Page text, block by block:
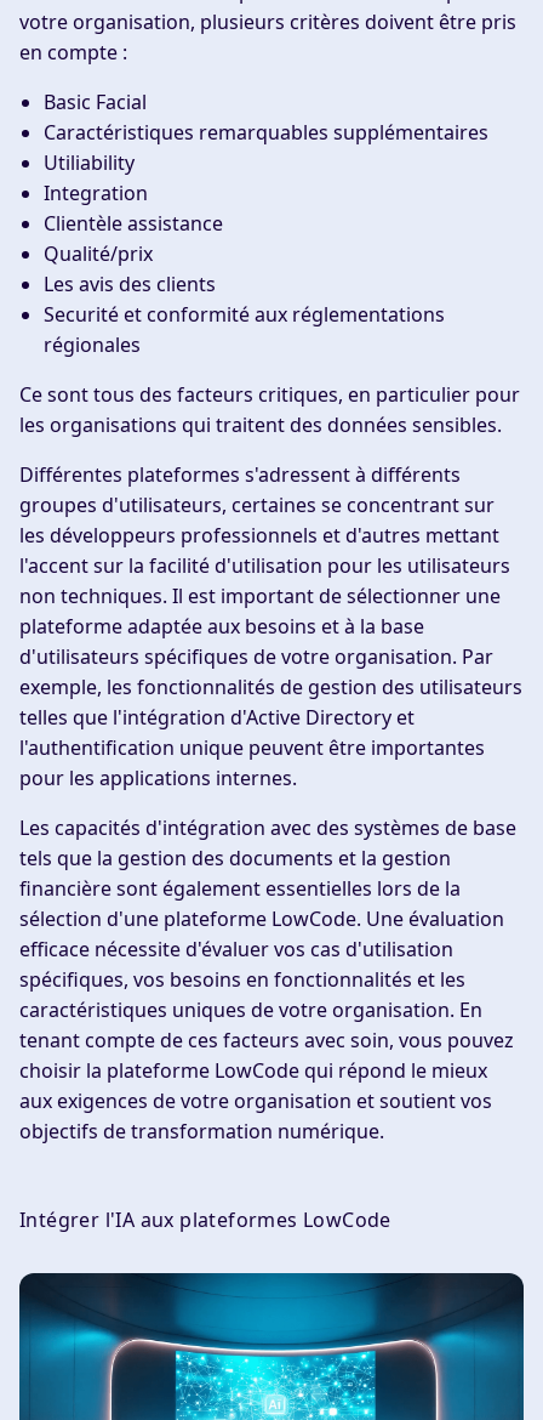
votre organisation, plusieurs critères doivent être pris
en compte :
Basic Facial
Caractéristiques remarquables supplémentaires
Utiliability
Integration
Clientèle assistance
Qualité/prix
Les avis des clients
Securité et conformité aux réglementations
régionales
Ce sont tous des facteurs critiques, en particulier pour
les organisations qui traitent des données sensibles.
Différentes plateformes s'adressent à différents
groupes d'utilisateurs, certaines se concentrant sur
les développeurs professionnels et d'autres mettant
l'accent sur la facilité d'utilisation pour les utilisateurs
non techniques. Il est important de sélectionner une
plateforme adaptée aux besoins et à la base
d'utilisateurs spécifiques de votre organisation. Par
exemple, les fonctionnalités de gestion des utilisateurs
telles que l'intégration d'Active Directory et
l'authentification unique peuvent être importantes
pour les applications internes.
Les capacités d'intégration avec des systèmes de base
tels que la gestion des documents et la gestion
financière sont également essentielles lors de la
sélection d'une plateforme LowCode. Une évaluation
efficace nécessite d'évaluer vos cas d'utilisation
spécifiques, vos besoins en fonctionnalités et les
caractéristiques uniques de votre organisation. En
tenant compte de ces facteurs avec soin, vous pouvez
choisir la plateforme LowCode qui répond le mieux
aux exigences de votre organisation et soutient vos
objectifs de transformation numérique.
Intégrer l'IA aux plateformes LowCode